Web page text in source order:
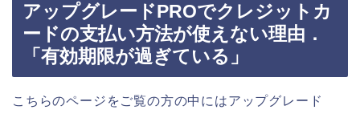
アップグレードPROでクレジットカ
ードの支払い方法が使えない理由．
「有効期限が過ぎている」
こちらのページをご覧の方の中にはアップグレード